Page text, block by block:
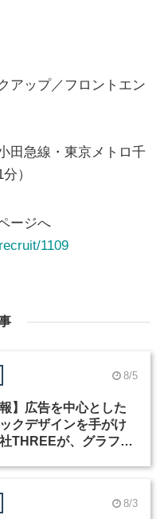
アップ／フロントエン
田急線・東京メトロ千
）
ージへ
1109
8/5
報】広告を中心とした
クデザインを手がけ
THREEが、グラフィ
8/3